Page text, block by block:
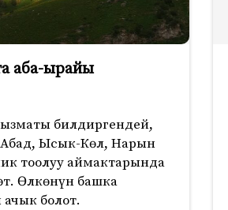
аба-ырайы
билдиргендей,
Ысык-Көл, Нарын
тоолуу аймактарында
Өлкөнүн башка
болот.